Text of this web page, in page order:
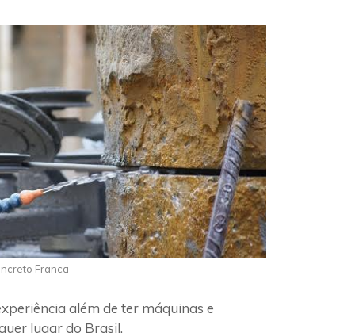
Franca
além de ter máquinas e
lugar do Brasil.